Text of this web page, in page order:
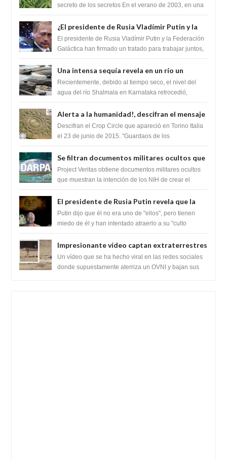
humanidad
secreto de los secretos En el verano de 2003, en una
¿El presidente de Rusia Vladímir Putin y la
Federación Galactica han firmado un
tratado para acabar con los Sionistas?
El presidente de Rusia Vladímir Putin y la Federación
Galáctica han firmado un tratado para trabajar juntos,
Una intensa sequía revela en un río un
impresionante hallazgo de miles de Shiva
Lingas
Recientemente, debido al tiempo seco, el nivel del
agua del río Shalmala en Karnataka retrocedió,
Alerta a la humanidad!, descifran el mensaje
del Crop Circle de Torino ,Italia
Descifran el Crop Circle que apareció en Torino Italia
el 23 de junio de 2015. "Guardaos de los
Se filtran documentos militares ocultos que
muestran la intención de los NIH de crear el
SARS-CoV-2, utilizando la investigación de
Project Veritas obtiene documentos militares ocultos
que muestran la intención de los NIH de crear el
El presidente de Rusia Putin revela que la
clase dominante en el mundo son los
híbridos reptiles
Putin dijo que él no era uno de "ellos", pero tienen
miedo de él y han intentado atraerlo a su "culto
Impresionante vídeo captan extraterrestres
bajando de un OVNI en Arabia Saudita
Un vídeo que se ha hecho viral en las redes sociales
donde supuestamente aterriza un OVNI y bajan sus